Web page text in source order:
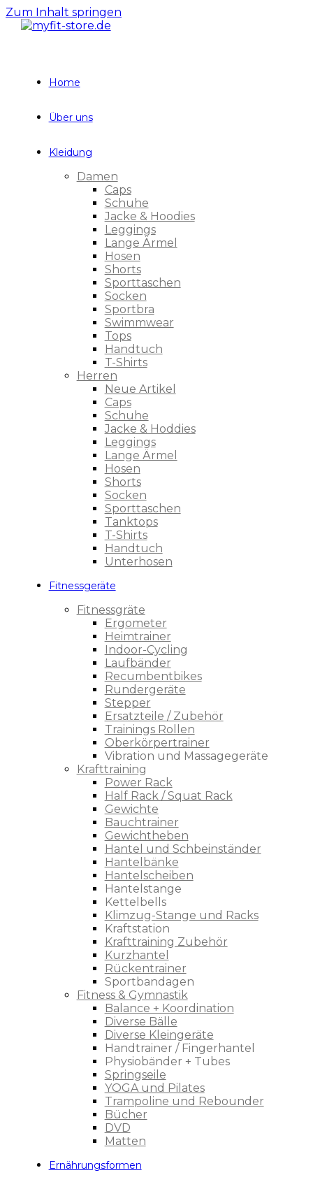
Zum Inhalt springen
Home
Über uns
Kleidung
Damen
Caps
Schuhe
Jacke & Hoodies
Leggings
Lange Ärmel
Hosen
Shorts
Sporttaschen
Socken
Sportbra
Swimmwear
Tops
Handtuch
T-Shirts
Herren
Neue Artikel
Caps
Schuhe
Jacke & Hoddies
Leggings
Lange Ärmel
Hosen
Shorts
Socken
Sporttaschen
Tanktops
T-Shirts
Handtuch
Unterhosen
Fitnessgeräte
Fitnessgräte
Ergometer
Heimtrainer
Indoor-Cycling
Laufbänder
Recumbentbikes
Rundergeräte
Stepper
Ersatzteile / Zubehör
Trainings Rollen
Oberkörpertrainer
Vibration und Massagegeräte
Krafttraining
Power Rack
Half Rack / Squat Rack
Gewichte
Bauchtrainer
Gewichtheben
Hantel und Schbeinständer
Hantelbänke
Hantelscheiben
Hantelstange
Kettelbells
Klimzug-Stange und Racks
Kraftstation
Krafttraining Zubehör
Kurzhantel
Rückentrainer
Sportbandagen
Fitness & Gymnastik
Balance + Koordination
Diverse Bälle
Diverse Kleingeräte
Handtrainer / Fingerhantel
Physiobänder + Tubes
Springseile
YOGA und Pilates
Trampoline und Rebounder
Bücher
DVD
Matten
Ernährungsformen